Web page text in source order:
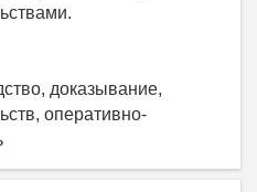
доказывание,
оперативно-